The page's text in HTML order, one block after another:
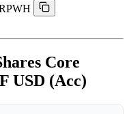
Core
USD (Acc)